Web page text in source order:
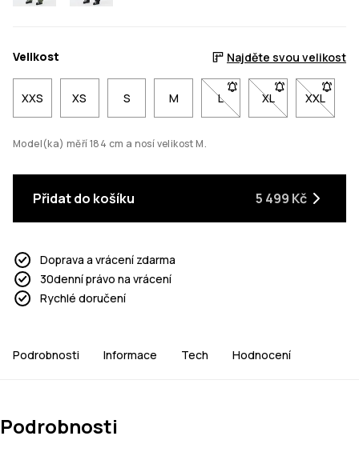
Velikost Najděte svou velikost
XXS XS S M L- Velikost L není
XL- Velikost XL
XXL
-
Model(ka) měří 184 cm a nosí velikost M.
Přidat do košíku 5 499 Kč
Doprava a vrácení zdarma
30denní právo na vrácení
Rychlé doručení
Podrobnosti Informace Tech Hodnocení
Podrobnosti